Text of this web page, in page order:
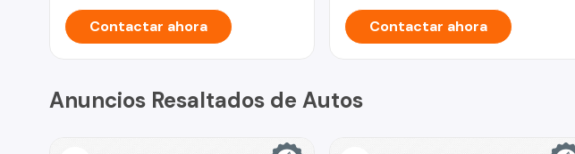
Contactar ahora Contactar ahora
Anuncios Resaltados de Autos